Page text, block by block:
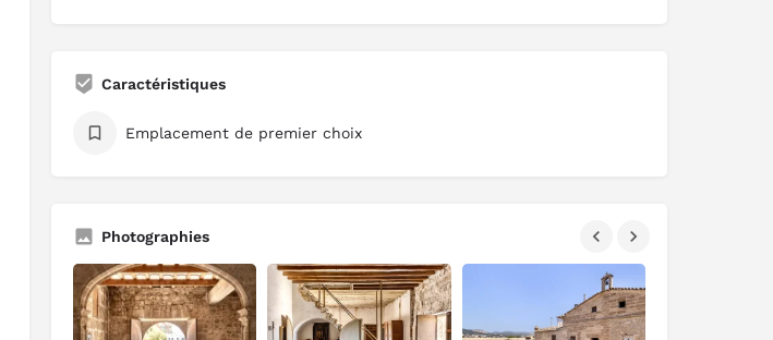
Caractéristiques
Emplacement de premier choix
Photographies